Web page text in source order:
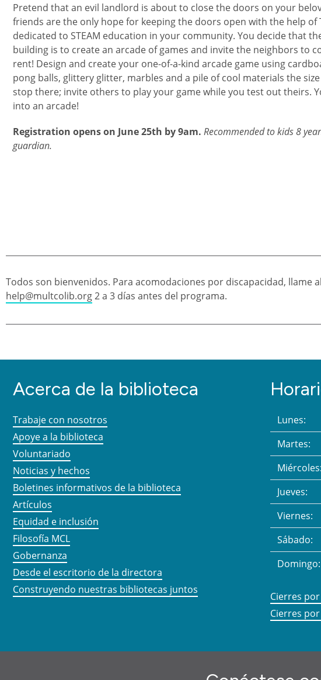
Pretend that an evil landlord is about to close the doors on your
friends are the only hope for keeping the doors open with the help of
dedicated to STEAM education in your community. You decide that
building is to create an arcade of games and invite the neighbors to
rent! Design and create your one-of-a-kind arcade game using
pong balls, glittery glitter, marbles and a pile of cool materials the
stop there; invite others to play your game while you test out theirs.
into an arcade!
Registration opens on June 25th by 9am. Recommended to kids 8
guardian.
Todos son bienvenidos. Para acomodaciones por discapacidad, llame al
help@multcolib.org2 a 3 días antes del programa.
Acerca de la biblioteca
Trabaje con nosotros
Apoye a la biblioteca
Voluntariado
Noticias y hechos
Boletines informativos de la biblioteca
Artículos
Equidad e inclusión
Filosofía MCL
Gobernanza
Desde el escritorio de la directora
Construyendo nuestras bibliotecas juntos
Lunes:
Martes:
Miércoles:
Jueves:
Viernes:
Sábado:
Domingo:
Cierres
Cierres